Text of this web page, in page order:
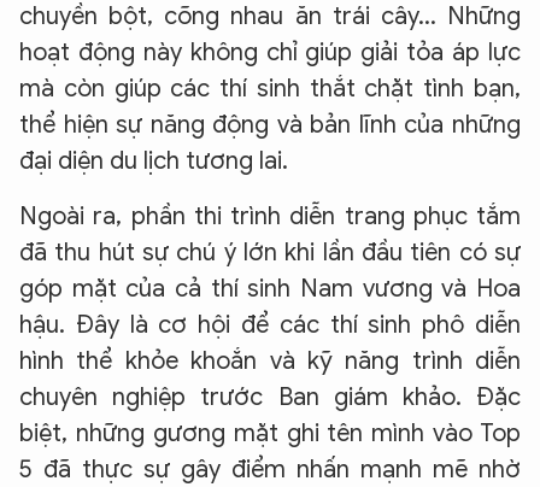
chuyền bột, cõng nhau ăn trái cây... Những
hoạt động này không chỉ giúp giải tỏa áp lực
mà còn giúp các thí sinh thắt chặt tình bạn,
thể hiện sự năng động và bản lĩnh của những
đại diện du lịch tương lai.
Ngoài ra, phần thi trình diễn trang phục tắm
đã thu hút sự chú ý lớn khi lần đầu tiên có sự
góp mặt của cả thí sinh Nam vương và Hoa
hậu. Đây là cơ hội để các thí sinh phô diễn
hình thể khỏe khoắn và kỹ năng trình diễn
chuyên nghiệp trước Ban giám khảo. Đặc
biệt, những gương mặt ghi tên mình vào Top
5 đã thực sự gây điểm nhấn mạnh mẽ nhờ